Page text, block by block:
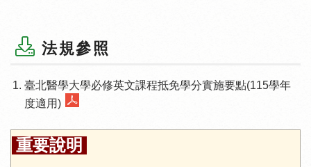
法規參照
臺北醫學大學必修英文課程抵免學分實施要點(115學年
度適用)
重要說明